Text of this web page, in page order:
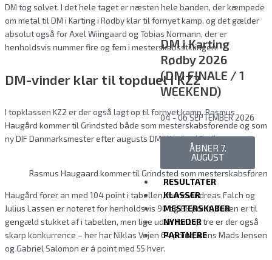
DM i Karting
Rødby 2026
(DM FINALE / 1
WEEKEND)
04 - 06 SEPTEMBER 2026
ÅBNER 7.
AUGUST
RESULTATER
KLASSER
MESTERSKABER
NYHEDER
PARTNERE
DM tog sølvet. I det hele taget er næsten hele banden, der kæmpede
om metal til DM i Karting i Rødby klar til fornyet kamp, og det gælder
absolut også for Axel Wiingaard og Tobias Normann, der er
henholdsvis nummer fire og fem i mesterskabsstillingen.
DM-vinder klar til topduel i KZ2
I topklassen KZ2 er der også lagt op til fornyet kamp. Rasmus
Haugård kommer til Grindsted både som mesterskabsførende og som
ny DIF Danmarksmester efter augusts DM i Karting i Rødby.
Rasmus Haugaard kommer til Grindsted som
Haugård fører an med 104 point i tabellen, mens Andreas Falch og
Julius Lassen er noteret for henholdsvis 90 og 88 point. Trioen er til
gengæld stukket af i tabellen, men lige uden for top tre er der også
skarp konkurrence – her har Niklas Vejen 64 point, mens Mads Jensen
og Gabriel Salomon er á point med 55 hver.